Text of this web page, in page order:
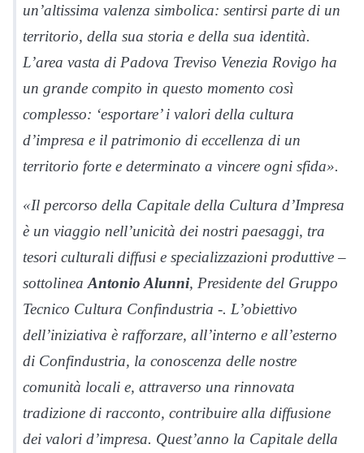
un’altissima valenza simbolica: sentirsi parte di un
territorio, della sua storia e della sua identità.
L’area vasta di Padova Treviso Venezia Rovigo ha
un grande compito in questo momento così
complesso: ‘esportare’ i valori della cultura
d’impresa e il patrimonio di eccellenza di un
territorio forte e determinato a vincere ogni sfida».
«Il percorso della Capitale della Cultura d’Impresa
è un viaggio nell’unicità dei nostri paesaggi, tra
tesori culturali diffusi e specializzazioni produttive –
sottolinea Antonio Alunni, Presidente del Gruppo
Tecnico Cultura Confindustria -. L’obiettivo
dell’iniziativa è rafforzare, all’interno e all’esterno
di Confindustria, la conoscenza delle nostre
comunità locali e, attraverso una rinnovata
tradizione di racconto, contribuire alla diffusione
dei valori d’impresa. Quest’anno la Capitale della